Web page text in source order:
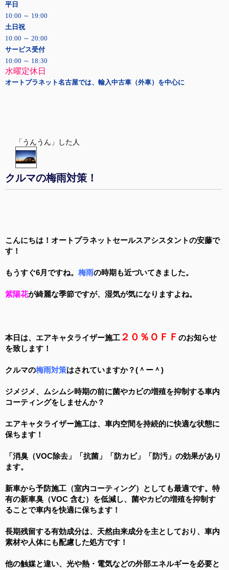
平日
10:00 ～ 19:00
土日祝
10:00 ～ 20:00
サービス受付
10:00 ～ 18:30
水曜定休日
オートプラネット名古屋では、輸入中古車（外車）を中心に
「うんうん」した人
クルマの梅雨対策！
こんにちは！オートプラネットセールスアシスタントの安藤で
す！
もうすぐ6月ですね。 梅雨の時期も近づいてきました。
紫陽花が綺麗な季節ですが、湿気が気になりますよね。
本日は、エアキャタライザー施工 ２０％ＯＦＦ のお知らせ
を致します！
クルマの梅雨対策はされていますか？(＾ー＾)
ジメジメ、ムシムシ時期の前に菌やカビの増殖を抑制する車内
コーティングをしませんか？
エアキャタライザー施工は、車内空間を持続的に快適な状態に
保ちます！
「消臭（VOC除去」「抗菌」「防カビ」「防汚」の効果があり
ます。
新車から予防施工（室内コーティング）としても最適です。特
有の新車臭（VOC 含む）を低減し、菌やカビの増殖を抑制す
ることで車内を快適に保ちます！
長期残留する有効成分は、天然由来成分を主としており、車内
素材や人体にも配慮した処方です！
他の触媒と違い、光や熱・電気などの外部エネルギーを必要と